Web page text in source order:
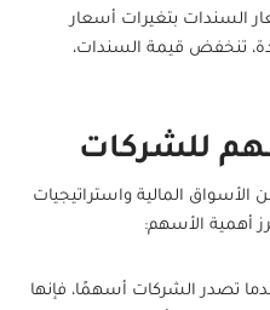
السندات بتغيرات أسعار
تنخفض قيمة السندات،
للشركات
المالية واستراتيجيات
أهمية الأسهم:
تصدر الشركات أسهمًا، فإنها